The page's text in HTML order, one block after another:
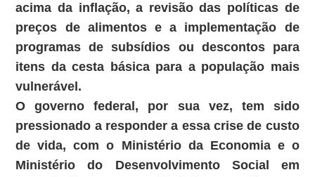
acima da inflação, a revisão das políticas de
preços de alimentos e a implementação de
programas de subsídios ou descontos para
itens da cesta básica para a população mais
vulnerável.
O governo federal, por sua vez, tem sido
pressionado a responder a essa crise de custo
de vida, com o Ministério da Economia e o
Ministério do Desenvolvimento Social em